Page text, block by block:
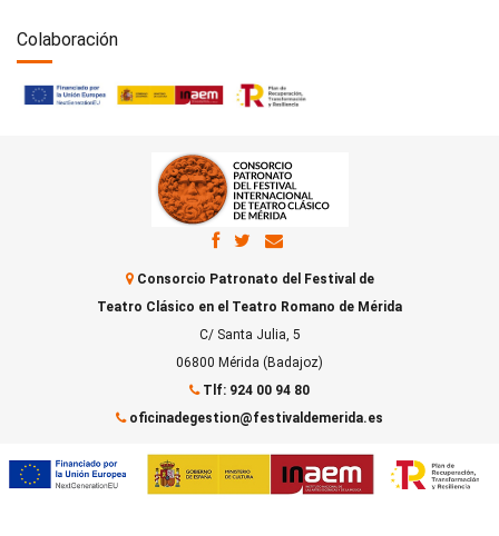
Colaboración
Consorcio Patronato del Festival de
Teatro Clásico en el Teatro Romano de Mérida
C/ Santa Julia, 5
06800 Mérida (Badajoz)
Tlf: 924 00 94 80
oficinadegestion@festivaldemerida.es